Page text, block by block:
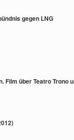
gegen LNG
Film über Teatro Trono